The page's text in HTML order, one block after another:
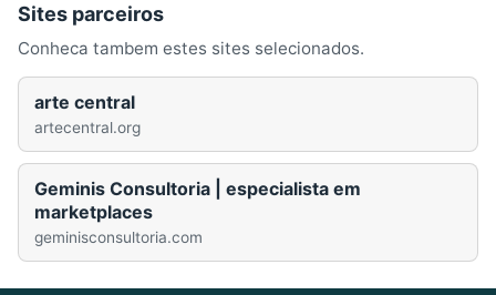
Sites parceiros
Conheca tambem estes sites selecionados.
arte central
artecentral.org
Geminis Consultoria | especialista em
marketplaces
geminisconsultoria.com